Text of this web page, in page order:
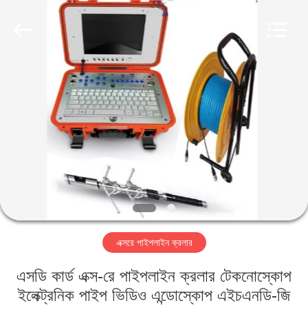
কারখানা
মান
এক্সরে পাইপলাইন ক্রলার
এসডি কার্ড এক্স-রে পাইপলাইন ক্রলার টেকনোস্কোপ
ইলেক্ট্রনিক পাইপ ভিডিও এন্ডোস্কোপ এইচএনডি-জি